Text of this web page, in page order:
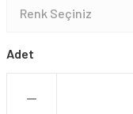
Adet